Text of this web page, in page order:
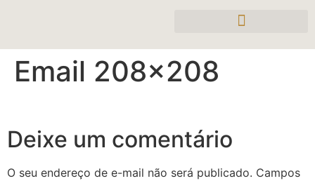
Email 208×208
Deixe um comentário
O seu endereço de e-mail não será publicado. Campos